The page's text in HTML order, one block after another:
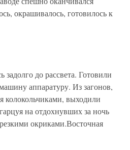
окрашивалось, готовилось к
задолго до рассвета. Готовили
аппаратуру. Из загонов,
колокольчиками, выходили
на отдохнувших за ночь
окриками.Восточная